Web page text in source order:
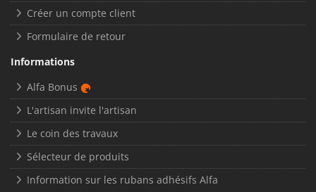
Créer un compte client
Formulaire de retour
Informations
Alfa Bonus
L'artisan invite l'artisan
Le coin des travaux
Sélecteur de produits
Information sur les rubans adhésifs Alfa